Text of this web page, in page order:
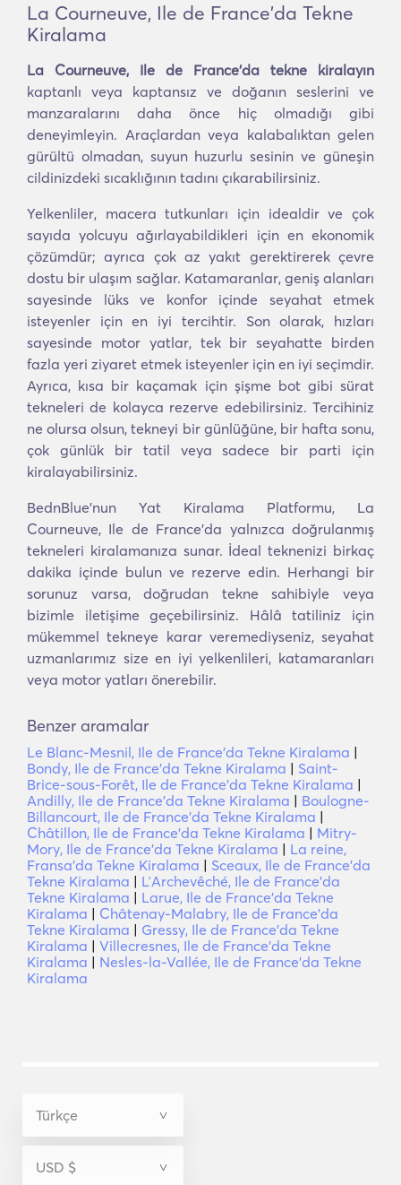
La Courneuve, Ile de France'da Tekne
Kiralama
La Courneuve, Ile de France'da tekne kiralayın
kaptanlı veya kaptansız ve doğanın seslerini ve
manzaralarını daha önce hiç olmadığı gibi
deneyimleyin. Araçlardan veya kalabalıktan gelen
gürültü olmadan, suyun huzurlu sesinin ve güneşin
cildinizdeki sıcaklığının tadını çıkarabilirsiniz.
Yelkenliler, macera tutkunları için idealdir ve çok
sayıda yolcuyu ağırlayabildikleri için en ekonomik
çözümdür; ayrıca çok az yakıt gerektirerek çevre
dostu bir ulaşım sağlar. Katamaranlar, geniş alanları
sayesinde lüks ve konfor içinde seyahat etmek
isteyenler için en iyi tercihtir. Son olarak, hızları
sayesinde motor yatlar, tek bir seyahatte birden
fazla yeri ziyaret etmek isteyenler için en iyi seçimdir.
Ayrıca, kısa bir kaçamak için şişme bot gibi sürat
tekneleri de kolayca rezerve edebilirsiniz. Tercihiniz
ne olursa olsun, tekneyi bir günlüğüne, bir hafta sonu,
çok günlük bir tatil veya sadece bir parti için
kiralayabilirsiniz.
BednBlue'nun Yat Kiralama Platformu, La
Courneuve, Ile de France'da yalnızca doğrulanmış
tekneleri kiralamanıza sunar. İdeal teknenizi birkaç
dakika içinde bulun ve rezerve edin. Herhangi bir
sorunuz varsa, doğrudan tekne sahibiyle veya
bizimle iletişime geçebilirsiniz. Hâlâ tatiliniz için
mükemmel tekneye karar veremediyseniz, seyahat
uzmanlarımız size en iyi yelkenlileri, katamaranları
veya motor yatları önerebilir.
Benzer aramalar
Le Blanc-Mesnil, Ile de France'da Tekne Kiralama |
Bondy, Ile de France'da Tekne Kiralama | Saint-
Brice-sous-Forêt, Ile de France'da Tekne Kiralama |
Andilly, Ile de France'da Tekne Kiralama | Boulogne-
Billancourt, Ile de France'da Tekne Kiralama |
Châtillon, Ile de France'da Tekne Kiralama | Mitry-
Mory, Ile de France'da Tekne Kiralama | La reine,
Fransa'da Tekne Kiralama | Sceaux, Ile de France'da
Tekne Kiralama | LʼArchevêché, Ile de France'da
Tekne Kiralama | Larue, Ile de France'da Tekne
Kiralama | Châtenay-Malabry, Ile de France'da
Tekne Kiralama | Gressy, Ile de France'da Tekne
Kiralama | Villecresnes, Ile de France'da Tekne
Kiralama | Nesles-la-Vallée, Ile de France'da Tekne
Kiralama